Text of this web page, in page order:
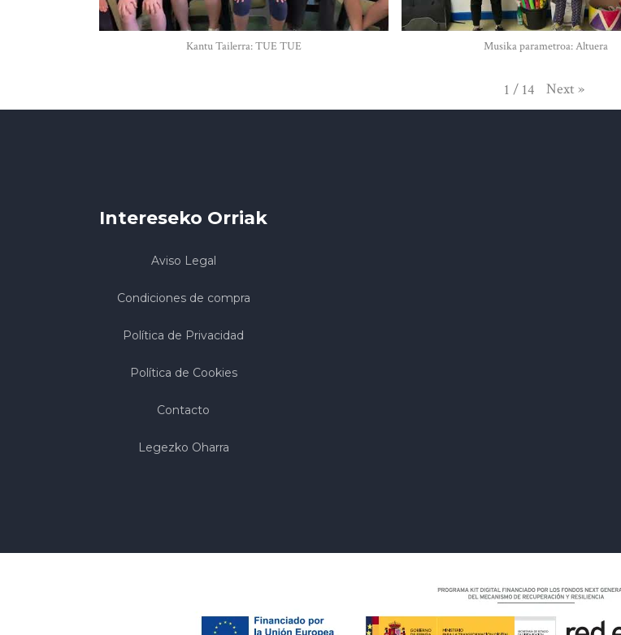
Kantu Tailerra: TUE TUE Musika parametroa: Altuera
1 / 14 Next »
Intereseko Orriak
Aviso Legal
Condiciones de compra
Política de Privacidad
Política de Cookies
Contacto
Legezko Oharra